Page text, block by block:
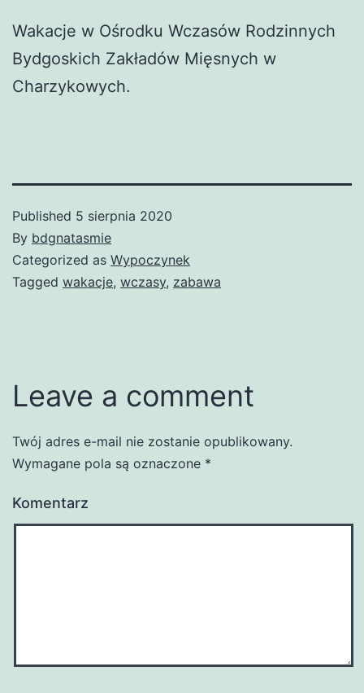
Wakacje w Ośrodku Wczasów Rodzinnych
Bydgoskich Zakładów Mięsnych w
Charzykowych.
Published 5 sierpnia 2020
By bdgnatasmie
Categorized as Wypoczynek
Tagged wakacje, wczasy, zabawa
Leave a comment
Twój adres e-mail nie zostanie opublikowany.
Wymagane pola są oznaczone *
Komentarz